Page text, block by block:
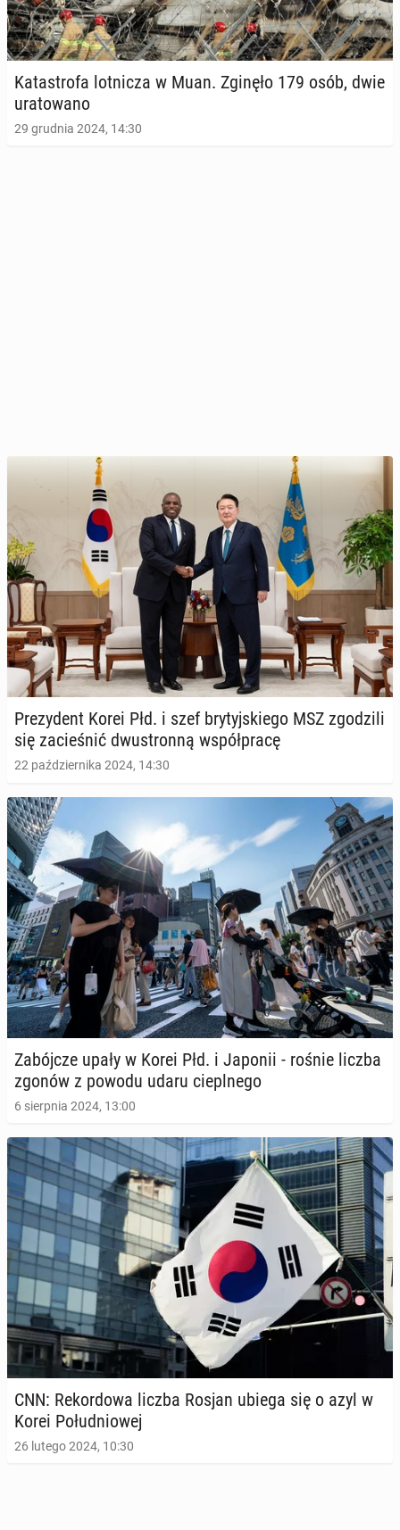
Ka­ta­stro­fa lot­ni­cza w Muan. Zginęło 179 osób, dwie
ura­to­wa­no
29 grudnia 2024, 14:30
Pre­zy­dent Korei Płd. i szef bry­tyj­skie­go MSZ zgo­dzi­li
się za­cie­śnić dwu­stron­ną współ­pra­cę
22 października 2024, 14:30
Za­bój­cze upały w Korei Płd. i Japonii - rośnie liczba
zgonów z powodu udaru ciepl­ne­go
6 sierpnia 2024, 13:00
CNN: Re­kor­do­wa liczba Rosjan ubiega się o azyl w
Korei Po­łu­dnio­wej
26 lutego 2024, 10:30